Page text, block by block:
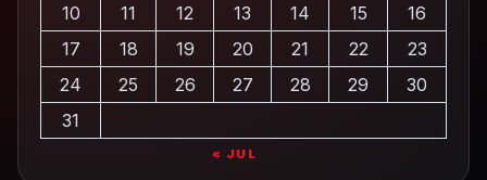
10
11 12 13 14 15
16
17
18 19 20 21 22
23
24
25 26 27 28 29
30
31
« JUL